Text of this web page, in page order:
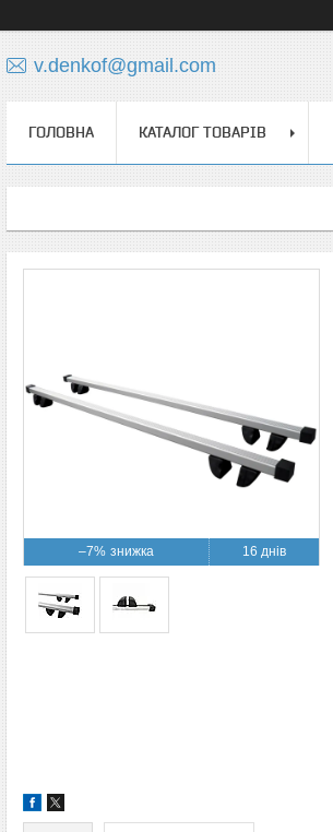
v.denkof@gmail.com
ГОЛОВНА КАТАЛОГ ТОВАРІВ
–7% 16 днів